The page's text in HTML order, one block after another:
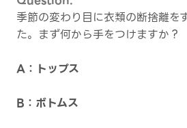
季節の変わり目に衣類の断捨離を
た。まず何から手をつけますか？
A：トップス
B：ボトムス